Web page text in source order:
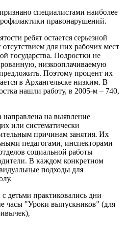
специалистами наиболее
правонарушений.
ребят остается серьезной
для них рабочих мест
государства. Подростки не
низкооплачиваемую
Поэтому процент их
в Архангельске низким. В
нашли работу, в 2005-м – 740,
на выявление
или систематически
причинам занятия. Их
педагогами, инспекторами
социальной работы
В каждом конкретном
подходы для
детьми практиковались дни
часы "Уроки выпускников" (для